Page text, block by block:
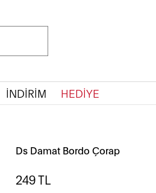
İNDİRİM HEDİYE
Ds Damat Bordo Çorap
249TL